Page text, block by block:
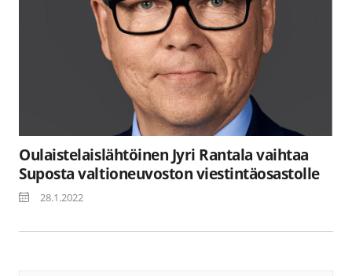
Oulaistelaislähtöinen Jyri Rantala vaihtaa
Suposta valtioneuvoston viestintäosastolle
28.1.2022